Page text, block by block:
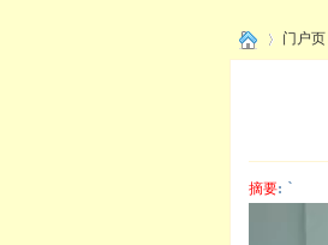
陈雷
门户页
摘要: `